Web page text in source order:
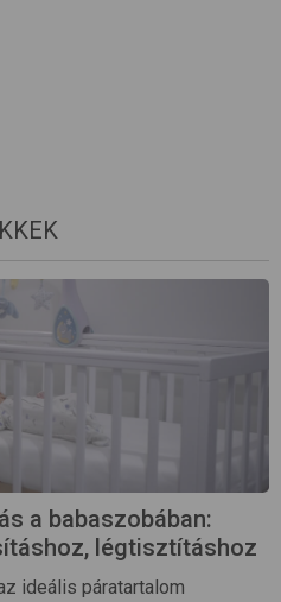
a babaszobában:
légtisztításhoz
ideális páratartalom